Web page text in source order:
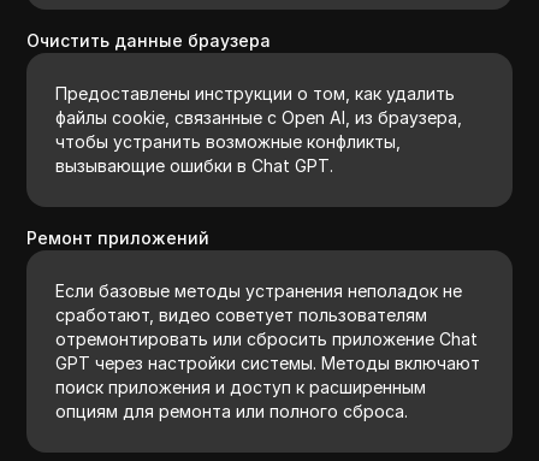
Очистить данные браузера
Предоставлены инструкции о том, как удалить
файлы cookie, связанные с Open AI, из браузера,
чтобы устранить возможные конфликты,
вызывающие ошибки в Chat GPT.
Ремонт приложений
Если базовые методы устранения неполадок не
сработают, видео советует пользователям
отремонтировать или сбросить приложение Chat
GPT через настройки системы. Методы включают
поиск приложения и доступ к расширенным
опциям для ремонта или полного сброса.